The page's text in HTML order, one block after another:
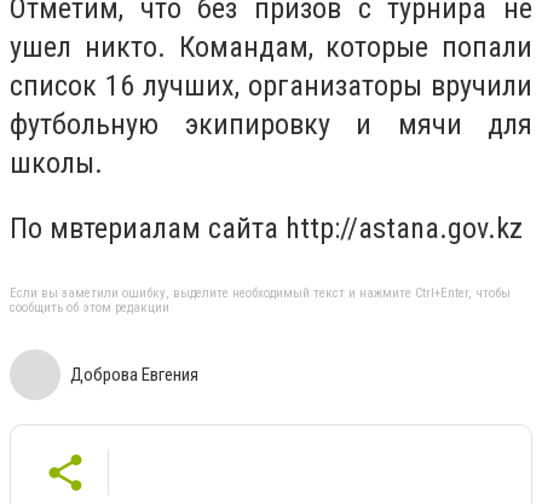
Отметим, что без призов с турнира не
ушел никто. Командам, которые попали
список 16 лучших, организаторы вручили
футбольную экипировку и мячи для
школы.
По мвтериалам сайта http://astana.gov.kz
Если вы заметили ошибку, выделите необходимый текст и нажмите Ctrl+Enter, чтобы
сообщить об этом редакции
Доброва Евгения